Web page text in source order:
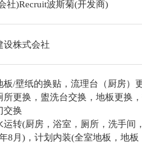
社)Recruit波斯菊(开发商)
设株式会社
板/壁纸的换贴，流理台（厨房）
所更换，盥洗台交换，地板更换
交换
运转(厨房，浴室，厕所，洗手间
8月)，计划内装(全室地板，地板